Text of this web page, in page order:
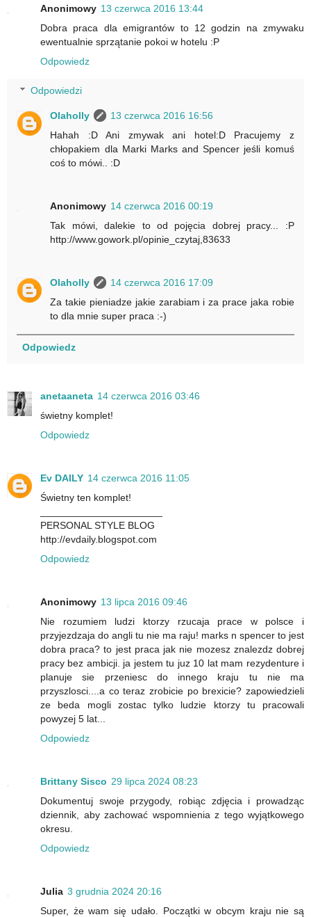
Anonimowy 13 czerwca 2016 13:44
Dobra praca dla emigrantów to 12 godzin na zmywaku
ewentualnie sprzątanie pokoi w hotelu :P
Odpowiedz
Odpowiedzi
Olaholly
13 czerwca 2016 16:56
Hahah :D Ani zmywak ani hotel:D Pracujemy z
chłopakiem dla Marki Marks and Spencer jeśli komuś
coś to mówi.. :D
Anonimowy 14 czerwca 2016 00:19
Tak mówi, dalekie to od pojęcia dobrej pracy... :P
http://www.gowork.pl/opinie_czytaj,83633
Olaholly
14 czerwca 2016 17:09
Za takie pieniadze jakie zarabiam i za prace jaka robie
to dla mnie super praca :-)
Odpowiedz
anetaaneta 14 czerwca 2016 03:46
świetny komplet!
Odpowiedz
Ev DAILY 14 czerwca 2016 11:05
Świetny ten komplet!
PERSONAL STYLE BLOG
http://evdaily.blogspot.com
Odpowiedz
Anonimowy 13 lipca 2016 09:46
Nie rozumiem ludzi ktorzy rzucaja prace w polsce i
przyjezdzaja do angli tu nie ma raju! marks n spencer to jest
dobra praca? to jest praca jak nie mozesz znalezdz dobrej
pracy bez ambicji. ja jestem tu juz 10 lat mam rezydenture i
planuje sie przeniesc do innego kraju tu nie ma
przyszlosci....a co teraz zrobicie po brexicie? zapowiedzieli
ze beda mogli zostac tylko ludzie ktorzy tu pracowali
powyzej 5 lat...
Odpowiedz
Brittany Sisco 29 lipca 2024 08:23
Dokumentuj swoje przygody, robiąc zdjęcia i prowadząc
dziennik, aby zachować wspomnienia z tego wyjątkowego
okresu.
Odpowiedz
Julia 3 grudnia 2024 20:16
Super, że wam się udało. Początki w obcym kraju nie są